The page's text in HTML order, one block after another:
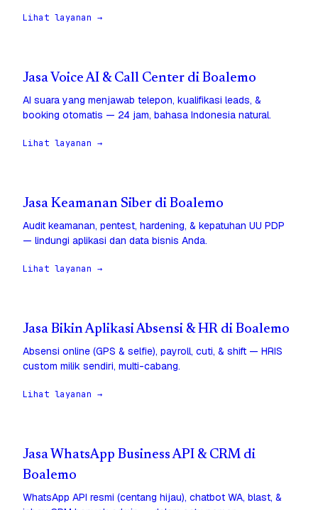
Lihat layanan →
Jasa Voice AI & Call Center di Boalemo
AI suara yang menjawab telepon, kualifikasi leads, &
booking otomatis — 24 jam, bahasa Indonesia natural.
Lihat layanan →
Jasa Keamanan Siber di Boalemo
Audit keamanan, pentest, hardening, & kepatuhan UU PDP
— lindungi aplikasi dan data bisnis Anda.
Lihat layanan →
Jasa Bikin Aplikasi Absensi & HR di Boalemo
Absensi online (GPS & selfie), payroll, cuti, & shift — HRIS
custom milik sendiri, multi-cabang.
Lihat layanan →
Jasa WhatsApp Business API & CRM di
Boalemo
WhatsApp API resmi (centang hijau), chatbot WA, blast, &